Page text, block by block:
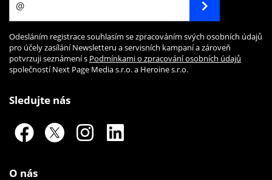
Odesláním registrace souhlasím se zpracováním svých osobních údajů
pro účely zasílání Newsletteru a servisních kampaní a zároveň
potvrzuji seznámení s Podmínkami o zpracování osobních údajů
společností Next Page Media s.r.o. a Heroine s.r.o.
Sledujte nás
O nás